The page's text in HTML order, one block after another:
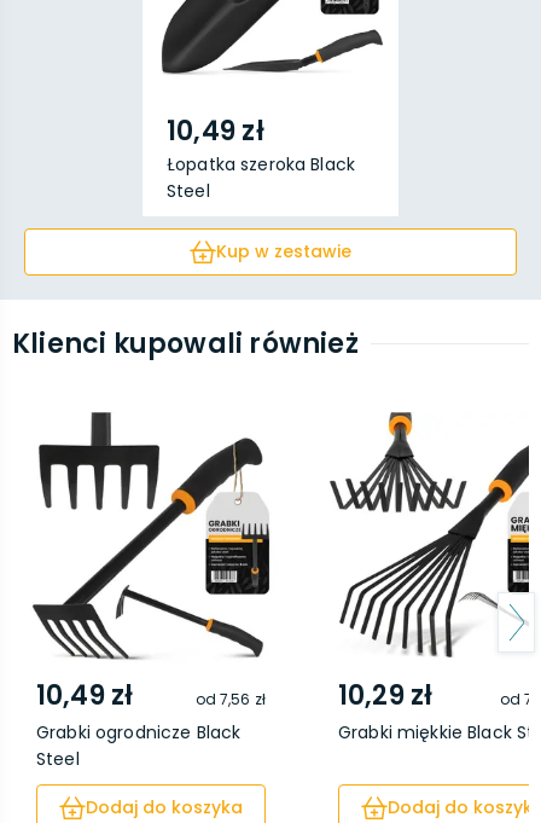
10,49 zł
Łopatka szeroka Black
Steel
Kup w zestawie
Klienci kupowali również
10,49 zł od7,56 zł
Grabki ogrodnicze Black
Steel
Dodaj do koszyka
10,29 zł od
Grabki miękkie Black
Dodaj do